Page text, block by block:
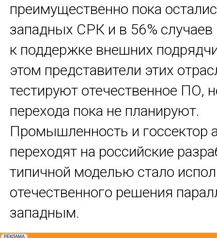
преимущественно пока
западных СРК и в 56%
к поддержке внешних
этом представители этих
тестируют отечественное ПО,
перехода пока не планируют.
Промышленность и госсектор
переходят на российские
типичной моделью стало
отечественного решения
западным.